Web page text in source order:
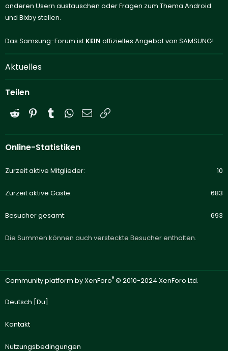
anderen Usern austauschen oder Fragen zum Thema Android
und Bixby stellen.
Das Samsung-Forum ist KEIN offizielles Angebot von SAMSUNG!
Aktuelles
Teilen
Reddit PinterestTumblrWhatsApp
E-Mail
Online-Statistiken
Zurzeit aktive Mitglieder 10
Zurzeit aktive Gäste 683
Besucher gesamt 693
Die Summen können auch versteckte Besucher enthalten.
Community platform by XenForo® © 2010-2024 XenForo Ltd.
Deutsch [Du]
Kontakt
Nutzungsbedingungen